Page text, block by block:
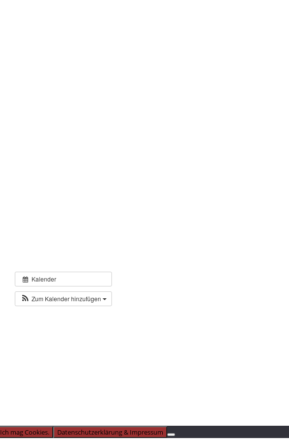
Kalender
Zum Kalender hinzufügen
Ich mag Cookies. Datenschutzerklärung & Impressum